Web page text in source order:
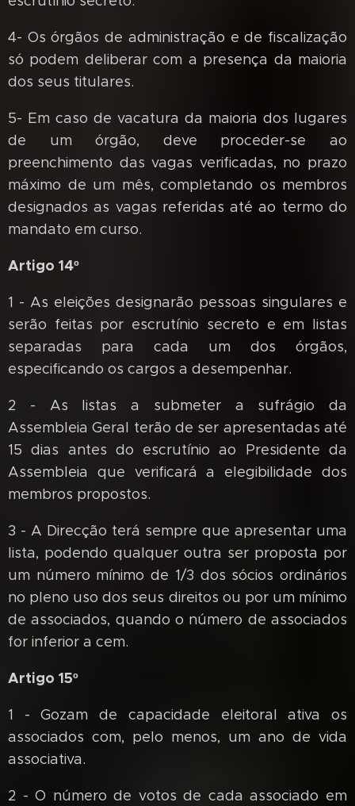
4- Os órgãos de administração e de fiscalização
só podem deliberar com a presença da maioria
dos seus titulares.
5- Em caso de vacatura da maioria dos lugares
de um órgão, deve proceder-se ao
preenchimento das vagas verificadas, no prazo
máximo de um mês, completando os membros
designados as vagas referidas até ao termo do
mandato em curso.
Artigo 14º
1 - As eleições designarão pessoas singulares e
serão feitas por escrutínio secreto e em listas
separadas para cada um dos órgãos,
especificando os cargos a desempenhar.
2 - As listas a submeter a sufrágio da
Assembleia Geral terão de ser apresentadas até
15 dias antes do escrutínio ao Presidente da
Assembleia que verificará a elegibilidade dos
membros propostos.
3 - A Direcção terá sempre que apresentar uma
lista, podendo qualquer outra ser proposta por
um número mínimo de 1/3 dos sócios ordinários
no pleno uso dos seus direitos ou por um mínimo
de associados, quando o número de associados
for inferior a cem.
Artigo 15º
1 - Gozam de capacidade eleitoral ativa os
associados com, pelo menos, um ano de vida
associativa.
2 - O número de votos de cada associado em